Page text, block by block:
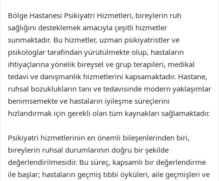
Bölge Hastanesi Psikiyatri Hizmetleri, bireylerin ruh
sağlığını desteklemek amacıyla çeşitli hizmetler
sunmaktadır. Bu hizmetler, uzman psikiyatristler ve
psikologlar tarafından yürütülmekte olup, hastaların
ihtiyaçlarına yönelik bireysel ve grup terapileri, medikal
tedavi ve danışmanlık hizmetlerini kapsamaktadır. Hastane,
ruhsal bozuklukların tanı ve tedavisinde modern yaklaşımlar
benimsemekte ve hastaların iyileşme süreçlerini
hızlandırmak için gerekli olan tüm kaynakları sağlamaktadır.
Psikiyatri hizmetlerinin en önemli bileşenlerinden biri,
bireylerin ruhsal durumlarının doğru bir şekilde
değerlendirilmesidir. Bu süreç, kapsamlı bir değerlendirme
ile başlar; hastaların geçmiş tıbbi öyküleri, aile geçmişleri ve